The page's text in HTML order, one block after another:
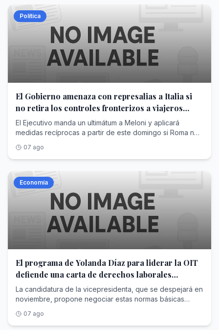
Política
El Gobierno amenaza con represalias a Italia si
no retira los controles fronterizos a viajeros
procedentes de España
El Ejecutivo manda un ultimátum a Meloni y aplicará
medidas recíprocas a partir de este domingo si Roma no
07 ago
Economía
El programa de Yolanda Díaz para liderar la OIT
defiende una carta de derechos laborales
mínimos para todos los países
La candidatura de la vicepresidenta, que se despejará en
noviembre, propone negociar estas normas básicas
y trabajadores
07 ago